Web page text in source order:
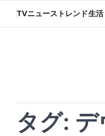
content
TVニューストレンド生
タグ: デ